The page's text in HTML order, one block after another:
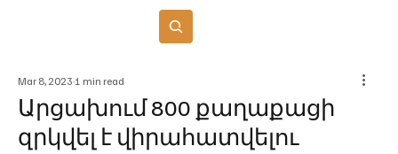
Արցախում 800 քաղաքացի
զրկվել է վիրահատվելու
Mar 8, 2023 1 min read